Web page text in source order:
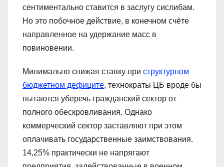
сентиментально ставится в заслугу сислибам.
Но это побочное действие, в конечном счёте
направленное на удержание масс в
повиновении.
Минимально снижая ставку при структурном
бюджетном дефиците, технократы ЦБ вроде бы
пытаются уберечь гражданский сектор от
полного обескровливания. Однако
коммерческий сектор заставляют при этом
оплачивать государственные заимствования.
14,25% практически не напрягают